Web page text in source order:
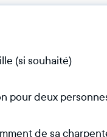
(si souhaité)
pour deux
de sa